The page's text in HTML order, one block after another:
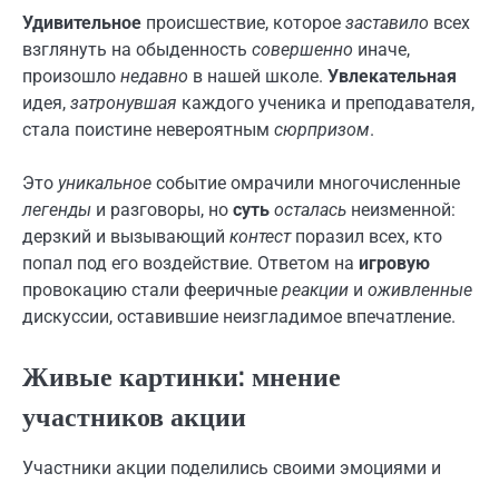
Удивительное происшествие, которое заставило всех
взглянуть на обыденность совершенно иначе,
произошло недавно в нашей школе. Увлекательная
идея, затронувшая каждого ученика и преподавателя,
стала поистине невероятным сюрпризом.
Это уникальное событие омрачили многочисленные
легенды и разговоры, но суть осталась неизменной:
дерзкий и вызывающий контестпоразил всех, кто
попал под его воздействие. Ответом на игровую
провокацию стали фееричные реакции и оживленные
дискуссии, оставившие неизгладимое впечатление.
Живые картинки: мнение
участников акции
Участники акции поделились своими эмоциями и